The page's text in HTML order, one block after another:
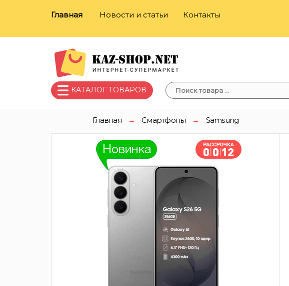
Главная Новости и статьи Контакты
КАТАЛОГ ТОВАРОВ
Главная → Смартфоны → Samsung